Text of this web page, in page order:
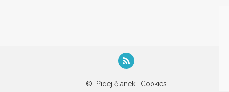
© Přidej článek | Cookies